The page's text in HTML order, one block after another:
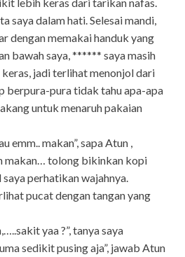
saya dalam hati. Selesai mandi,
dengan memakai handuk yang
bawah saya, ****** saya masih
jadi terlihat menonjol dari
berpura-pura tidak tahu apa-apa
untuk menaruh pakaian
emm.. makan”, sapa Atun ,
makan… tolong bikinkan kopi
saya perhatikan wajahnya.
pucat dengan tangan yang
yaa ?”, tanya saya
sedikit pusing aja”, jawab Atun